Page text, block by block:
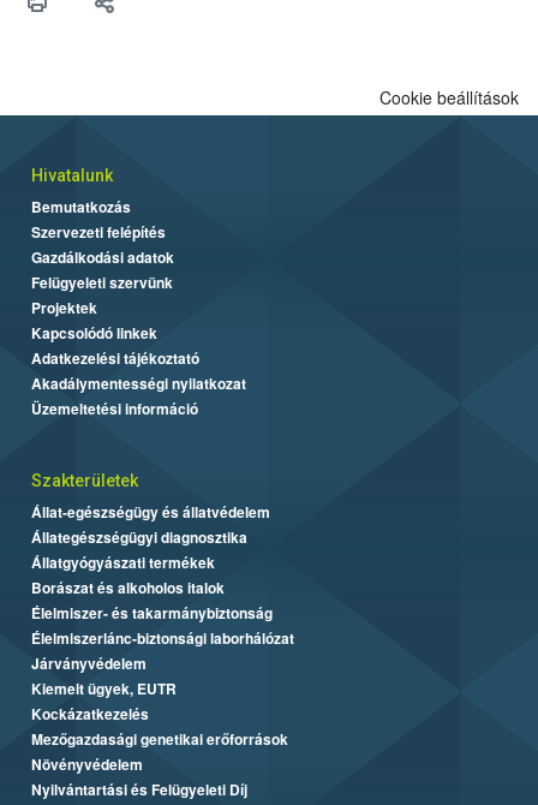
Cookie beállítások
Hivatalunk
Bemutatkozás
Szervezeti felépítés
Gazdálkodási adatok
Felügyeleti szervünk
Projektek
Kapcsolódó linkek
Adatkezelési tájékoztató
Akadálymentességi nyilatkozat
Üzemeltetési információ
Szakterületek
Állat-egészségügy és állatvédelem
Állategészségügyi diagnosztika
Állatgyógyászati termékek
Borászat és alkoholos italok
Élelmiszer- és takarmánybiztonság
Élelmiszerlánc-biztonsági laborhálózat
Járványvédelem
Kiemelt ügyek, EUTR
Kockázatkezelés
Mezőgazdasági genetikai erőforrások
Növényvédelem
Nyilvántartási és Felügyeleti Díj